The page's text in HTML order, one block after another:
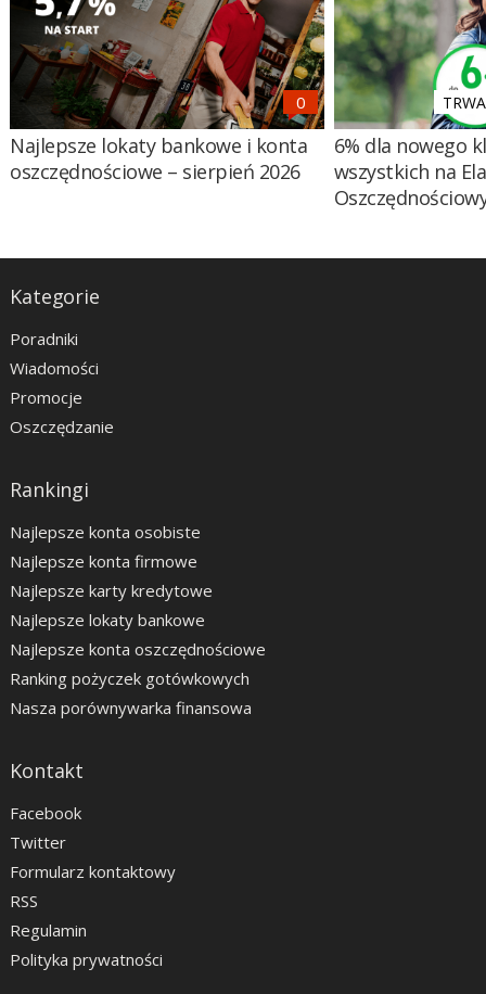
Najlepsze lokaty bankowe i konta
oszczędnościowe – sierpień 2026
6% dla nowego
wszystkich na
Kategorie
Poradniki
Wiadomości
Promocje
Oszczędzanie
Rankingi
Najlepsze konta osobiste
Najlepsze konta firmowe
Najlepsze karty kredytowe
Najlepsze lokaty bankowe
Najlepsze konta oszczędnościowe
Ranking pożyczek gotówkowych
Nasza porównywarka finansowa
Kontakt
Facebook
Twitter
Formularz kontaktowy
RSS
Regulamin
Polityka prywatności